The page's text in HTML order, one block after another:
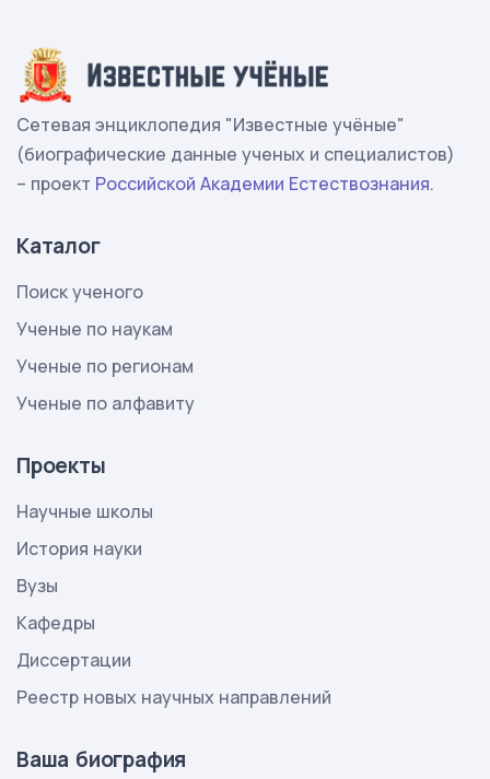
Сетевая энциклопедия "Известные учёные"
(биографические данные ученых и специалистов)
– проект Российской Академии Естествознания.
Каталог
Поиск ученого
Ученые по наукам
Ученые по регионам
Ученые по алфавиту
Проекты
Научные школы
История науки
Вузы
Кафедры
Диссертации
Реестр новых научных направлений
Ваша биография